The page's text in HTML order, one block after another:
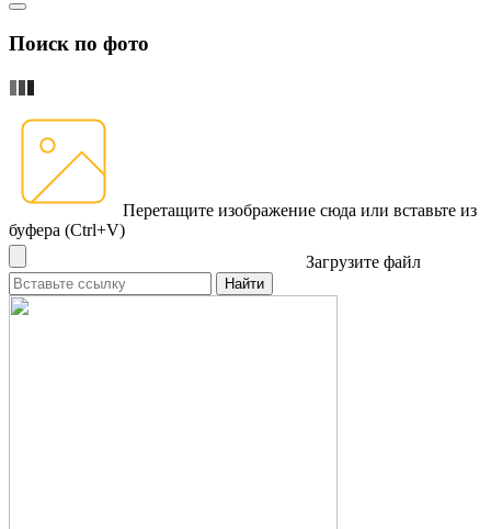
Поиск по фото
Перетащите изображение сюда или вставьте из
буфера (Ctrl+V)
Загрузите файл
Найти